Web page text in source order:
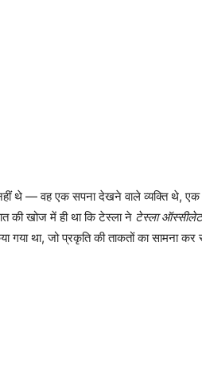
थे — वह एक सपना देखने वाले व्यक्ति थे,
की खोज में ही था कि टेस्ला ने टेस्ला
गया था, जो प्रकृति की ताकतों का सामना